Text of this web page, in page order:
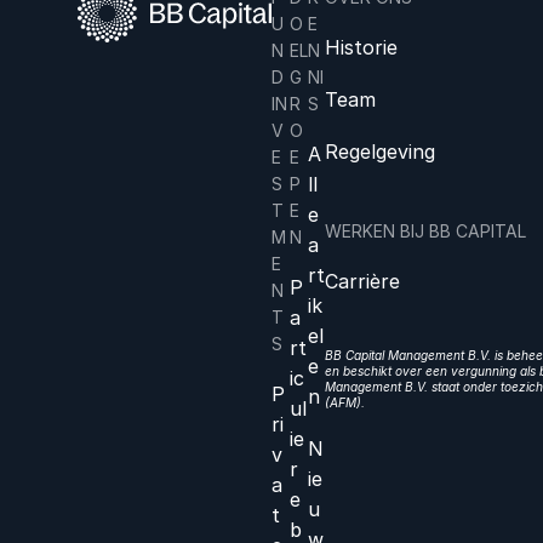
U
N
D
IN
V
E
S
T
M
E
N
T
S
P
ri
v
a
t
O
EL
G
R
O
E
P
E
N
P
a
rt
ic
ul
ie
r
e
b
E
N
NI
S
A
ll
e
a
rt
ik
el
e
n
N
ie
u
Historie
Team
Regelgeving
WERKEN BIJ BB CAPITAL
Carrière
BB Capital Management B.V. is
en beschikt over een vergunning als
Management B.V. staat onder
(AFM).